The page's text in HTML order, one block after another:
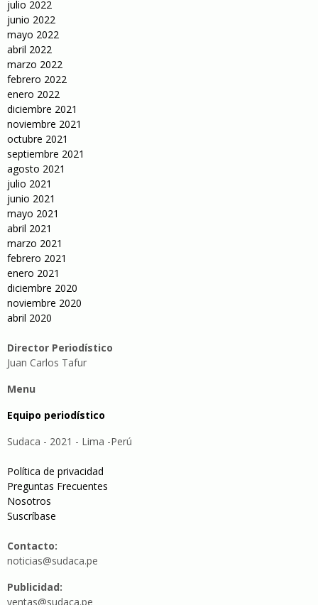
julio 2022
junio 2022
mayo 2022
abril 2022
marzo 2022
febrero 2022
enero 2022
diciembre 2021
noviembre 2021
octubre 2021
septiembre 2021
agosto 2021
julio 2021
junio 2021
mayo 2021
abril 2021
marzo 2021
febrero 2021
enero 2021
diciembre 2020
noviembre 2020
abril 2020
Director Periodístico
Juan Carlos Tafur
Menu
Equipo periodístico
Sudaca - 2021 - Lima -Perú
Política de privacidad
Preguntas Frecuentes
Nosotros
Suscríbase
Contacto:
noticias@sudaca.pe
Publicidad:
ventas@sudaca.pe